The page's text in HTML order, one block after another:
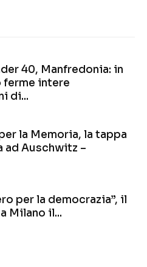
40, Manfredonia: in
ferme intere
di...
la Memoria, la tappa
ad Auschwitz –
per la democrazia”, il
Milano il...